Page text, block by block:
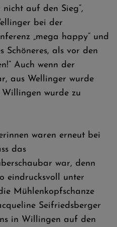
auf den Sieg“,
bei der
„mega happy“ und
Schöneres, als vor den
Auch wenn der
aus Wellinger wurde
wurde zu
waren erneut bei
das
war, denn
eindrucksvoll unter
Mühlenkopfschanze
Seifriedsberger
in Willingen auf den